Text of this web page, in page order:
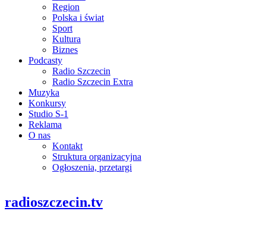
Region
Polska i świat
Sport
Kultura
Biznes
Podcasty
Radio Szczecin
Radio Szczecin Extra
Muzyka
Konkursy
Studio S-1
Reklama
O nas
Kontakt
Struktura organizacyjna
Ogłoszenia, przetargi
radioszczecin.tv